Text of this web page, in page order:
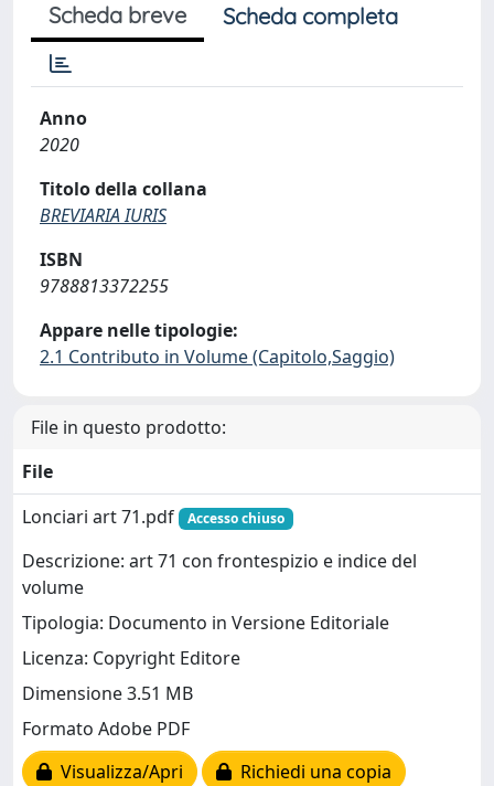
Scheda breve Scheda completa
Anno
2020
Titolo della collana
BREVIARIA IURIS
ISBN
9788813372255
Appare nelle tipologie:
2.1 Contributo in Volume (Capitolo,Saggio)
File in questo prodotto:
File
Lonciari art 71.pdf
Accesso chiuso
Descrizione: art 71 con frontespizio e indice del
volume
Tipologia: Documento in Versione Editoriale
Licenza: Copyright Editore
Dimensione 3.51 MB
Formato Adobe PDF
Visualizza/Apri
Richiedi una copia